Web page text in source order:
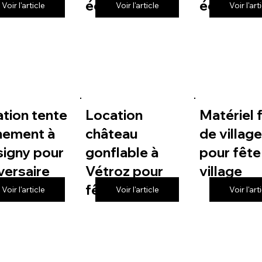
village
Voir l'article
écoleVoir l'article
écoleVoir
tente
à
pour
Voir l'article
Location
château
gonflable à
Vétroz pour
fête de village
Voir l'article
Matériel
de
pour
village
Voir